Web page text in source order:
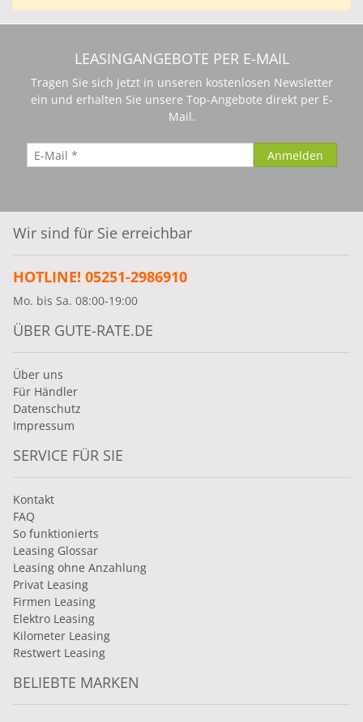
LEASINGANGEBOTE PER E-MAIL
Tragen Sie sich jetzt in unseren kostenlosen Newsletter
ein und erhalten Sie unsere Top-Angebote direkt per E-
Mail.
Wir sind für Sie erreichbar
HOTLINE! 05251-2986910
Mo. bis Sa. 08:00-19:00
ÜBER GUTE-RATE.DE
Über uns
Für Händler
Datenschutz
Impressum
SERVICE FÜR SIE
Kontakt
FAQ
So funktionierts
Leasing Glossar
Leasing ohne Anzahlung
Privat Leasing
Firmen Leasing
Elektro Leasing
Kilometer Leasing
Restwert Leasing
BELIEBTE MARKEN